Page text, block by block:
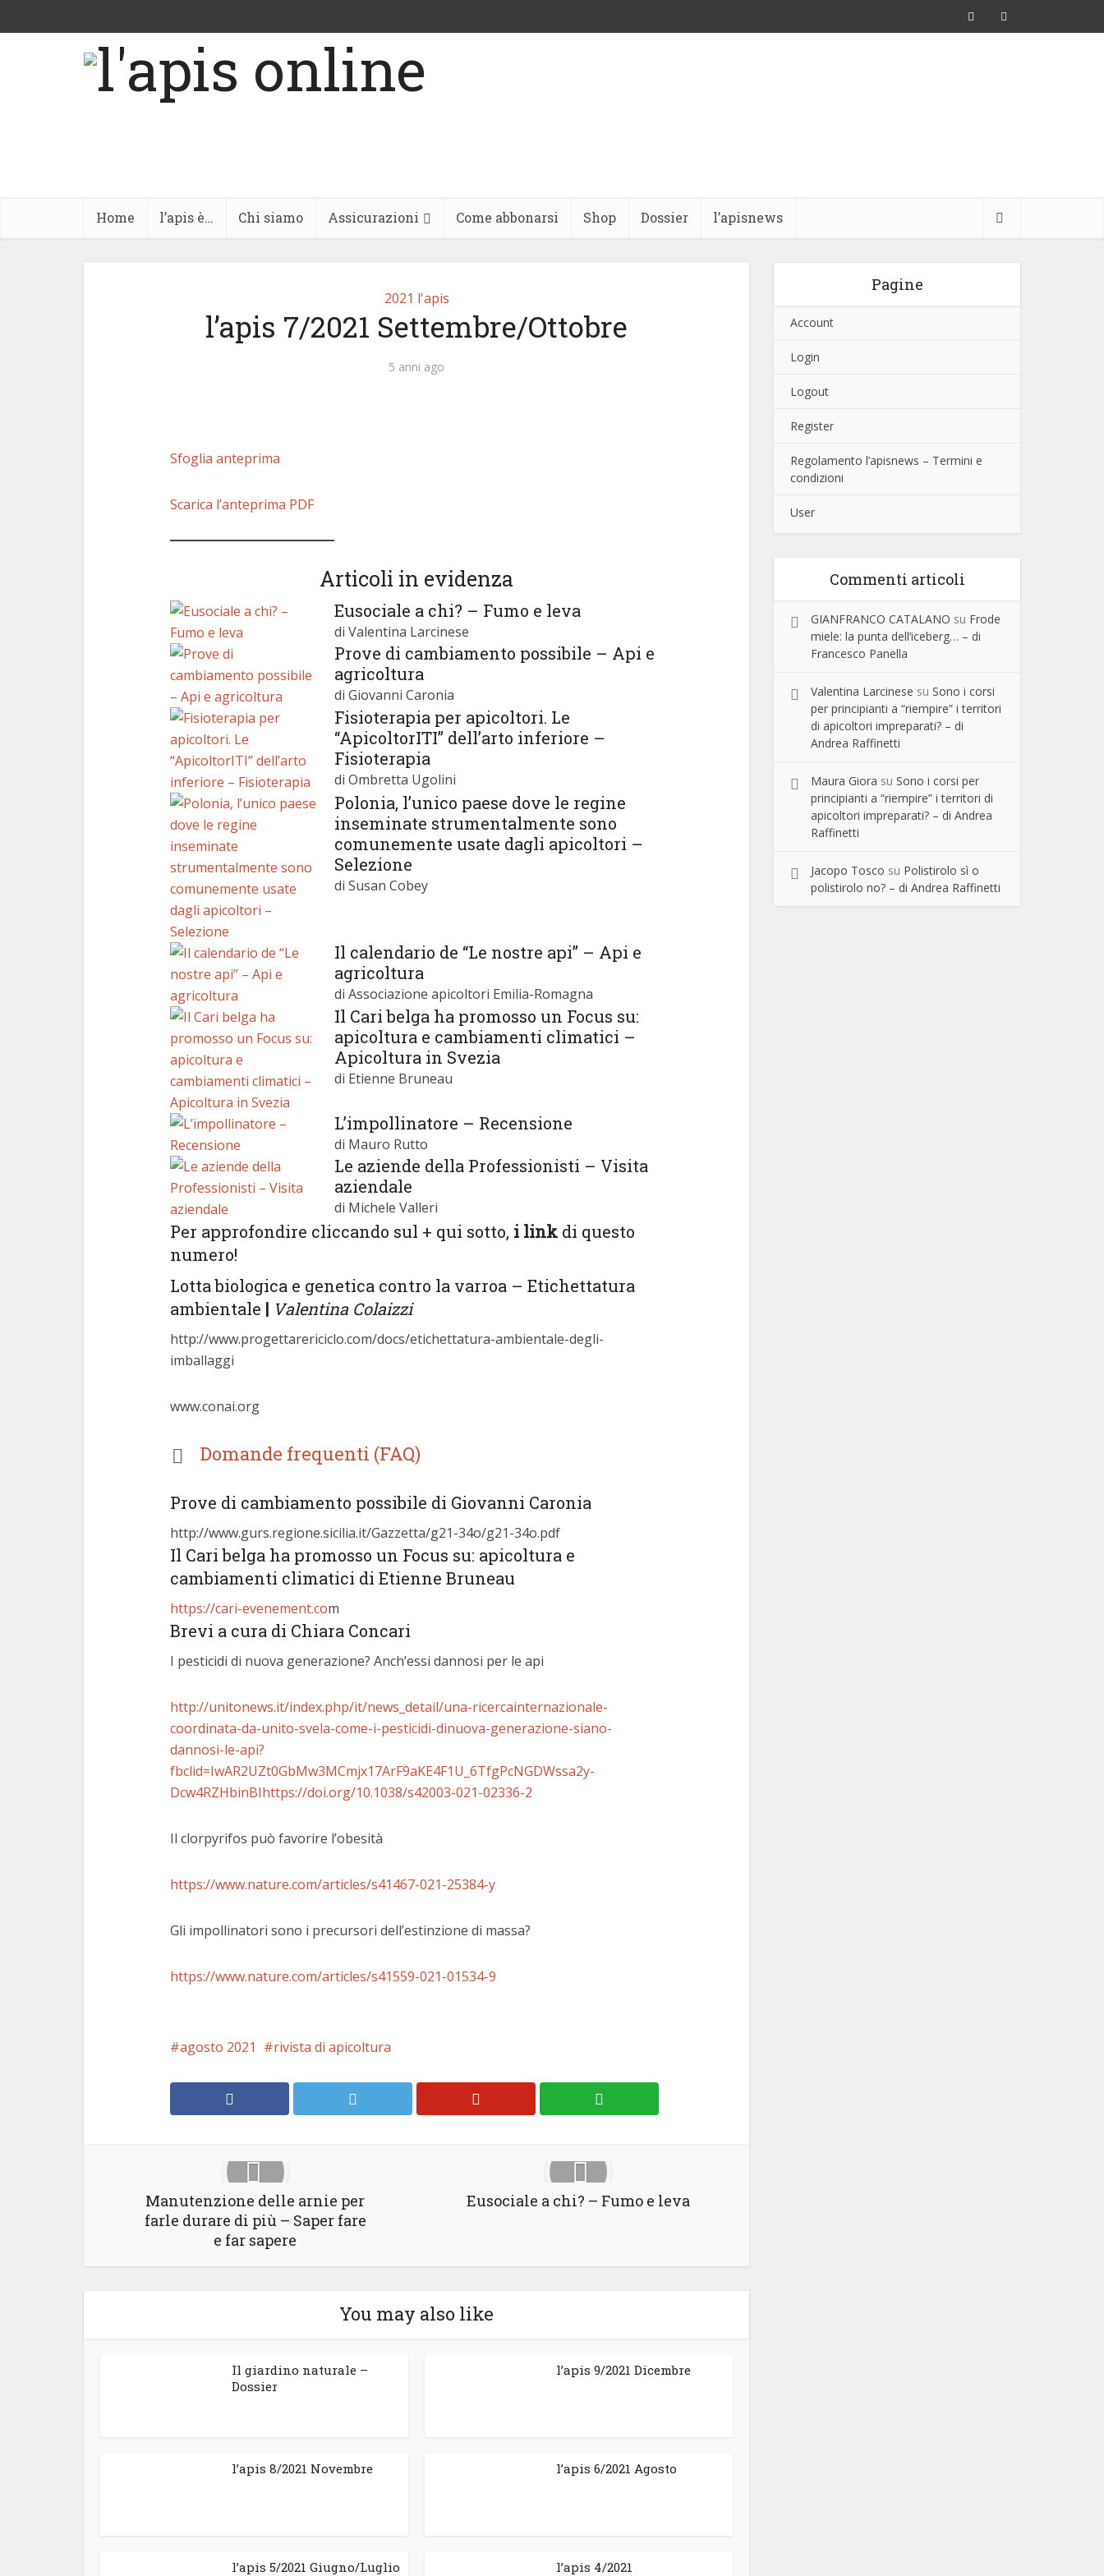
Home l’apis è… Chi siamo Assicurazioni Come abbonarsi Shop Dossier l’apisnews
2021 l'apis
l’apis 7/2021 Settembre/Ottobre
5 anni ago
Sfoglia anteprima
Scarica l’anteprima PDF
Articoli in evidenza
Eusociale a chi? – Fumo e leva
di Valentina Larcinese
Prove di cambiamento possibile – Api e
agricoltura
di Giovanni Caronia
Fisioterapia per apicoltori. Le
“ApicoltorITI” dell’arto inferiore –
Fisioterapia
di Ombretta Ugolini
Polonia, l’unico paese dove le regine
inseminate strumentalmente sono
comunemente usate dagli apicoltori –
Selezione
di Susan Cobey
Il calendario de “Le nostre api” – Api e
agricoltura
di Associazione apicoltori Emilia-Romagna
Il Cari belga ha promosso un Focus su:
apicoltura e cambiamenti climatici –
Apicoltura in Svezia
di Etienne Bruneau
L’impollinatore – Recensione
di Mauro Rutto
Le aziende della Professionisti – Visita
aziendale
di Michele Valleri
Per approfondire cliccando sul + qui sotto, i link di questo
numero!
Lotta biologica e genetica contro la varroa – Etichettatura
ambientale | Valentina Colaizzi
http://www.progettarericiclo.com/docs/etichettatura-ambientale-degli-
imballaggi
www.conai.org
Domande frequenti (FAQ)
Prove di cambiamento possibile di Giovanni Caronia
http://www.gurs.regione.sicilia.it/Gazzetta/g21-34o/g21-34o.pdf
Il Cari belga ha promosso un Focus su: apicoltura e
cambiamenti climatici di Etienne Bruneau
https://cari-evenement.com
Brevi a cura di Chiara Concari
I pesticidi di nuova generazione? Anch’essi dannosi per le api
http://unitonews.it/index.php/it/news_detail/una-ricercainternazionale-
coordinata-da-unito-svela-come-i-pesticidi-dinuova-generazione-siano-
dannosi-le-api?
fbclid=IwAR2UZt0GbMw3MCmjx17ArF9aKE4F1U_6TfgPcNGDWssa2y-
Dcw4RZHbinBIhttps://doi.org/10.1038/s42003-021-02336-2
Il clorpyrifos può favorire l’obesità
https://www.nature.com/articles/s41467-021-25384-y
Gli impollinatori sono i precursori dell’estinzione di massa?
https://www.nature.com/articles/s41559-021-01534-9
agosto 2021 rivista di apicoltura
Manutenzione delle arnie per
farle durare di più – Saper fare
e far sapere
Eusociale a chi? – Fumo e leva
You may also like
Il giardino naturale –
Dossier
l’apis 9/2021 Dicembre
l’apis 8/2021 Novembre l’apis 6/2021 Agosto
l’apis 5/2021 Giugno/Luglio
l’apis 4/2021
Pagine
Account
Login
Logout
Register
Regolamento l’apisnews – Termini e
condizioni
User
Commenti articoli
GIANFRANCO CATALANO su Frode
miele: la punta dell’iceberg… – di
Francesco Panella
Valentina Larcinese su Sono i corsi
per principianti a “riempire” i territori
di apicoltori impreparati? – di
Andrea Raffinetti
Maura Giora su Sono i corsi per
principianti a “riempire” i territori di
apicoltori impreparati? – di Andrea
Raffinetti
Jacopo Tosco su Polistirolo sì o
polistirolo no? – di Andrea Raffinetti